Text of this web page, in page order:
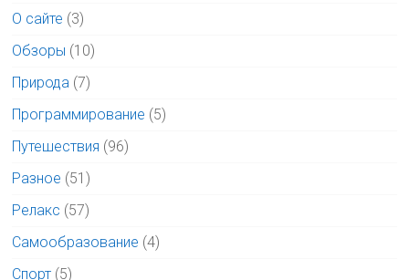
О сайте (3)
Обзоры (10)
Природа (7)
Программирование (5)
Путешествия (96)
Разное (51)
Релакс (57)
Самообразование (4)
Спорт (5)